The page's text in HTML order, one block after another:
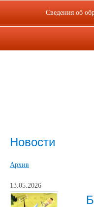
Новости
Архив
13.05.2026
Сведения об